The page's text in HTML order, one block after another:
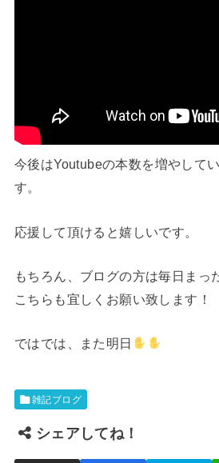
今後はYoutubeの本数を増やして
す。
応援して頂けると嬉しいです。
もちろん、ブログの方は毎日まっ
こちらも宜しくお願い致します！
ではでは、また明日
雑記ブログ
シェアしてね！